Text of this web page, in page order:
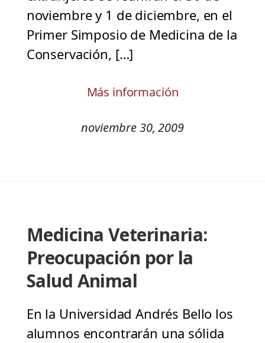
noviembre y 1 de diciembre, en el
Primer Simposio de Medicina de la
Conservación, […]
Más información
noviembre 30, 2009
Medicina Veterinaria:
Preocupación por la
Salud Animal
En la Universidad Andrés Bello los
alumnos encontrarán una sólida